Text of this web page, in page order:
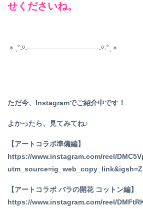
せくださいね。
＊.˚‧º‧┈┈┈┈┈┈┈┈┈‧º·˚.＊
ただ今、Instagramでご紹介中です！
よかったら、見てみてね♪
【アートコラボ準備編】
https://www.instagram.com/reel/
【アートコラボ バラの開花 コットン編】
https://www.instagram.com/reel/